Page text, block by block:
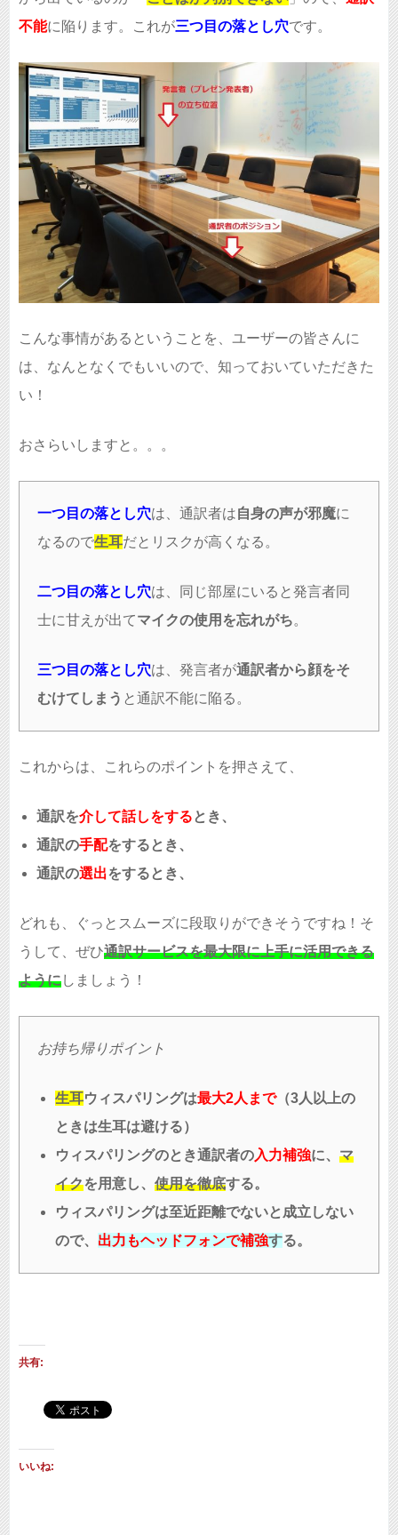
不能に陥ります。これが三つ目の落とし穴です。
こんな事情があるということを、ユーザーの皆さんに
は、なんとなくでもいいので、知っておいていただきた
い！
おさらいしますと。。。
一つ目の落とし穴は、通訳者は自身の声が邪魔に
なるので生耳だとリスクが高くなる。
二つ目の落とし穴は、同じ部屋にいると発言者同
士に甘えが出てマイクの使用を忘れがち。
三つ目の落とし穴は、発言者が通訳者から顔をそ
むけてしまう と通訳不能に陥る。
これからは、これらのポイントを押さえて、
通訳を介して話しをするとき、
通訳の手配をするとき、
通訳の選出をするとき、
どれも、ぐっとスムーズに段取りができそうですね！そ
うして、ぜひ通訳サービスを最大限に上手に活用できる
ようにしましょう！
お持ち帰りポイント
生耳ウィスパリングは最大2人まで（3人以上の
ときは生耳は避ける）
ウィスパリングのとき通訳者の入力補強に、 マ
イクを用意し、 使用を徹底する。
ウィスパリングは至近距離でないと成立しない
ので、 出力もヘッドフォンで補強する。
共有:
いいね: